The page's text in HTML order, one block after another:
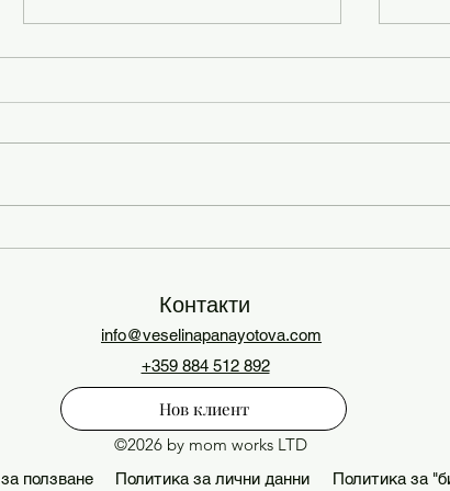
вашия бизнес
Как
Контакти
info@veselinapanayotova.com
+359 884 512 892
Нов клиент
©2026 by mom works LTD
ползване Политика за лични данни Политика за